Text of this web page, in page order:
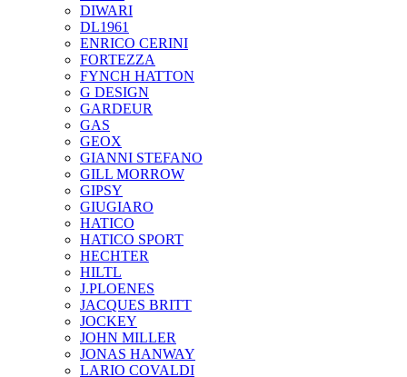
DIWARI
DL1961
ENRICO CERINI
FORTEZZA
FYNCH HATTON
G DESIGN
GARDEUR
GAS
GEOX
GIANNI STEFANO
GILL MORROW
GIPSY
GIUGIARO
HATICO
HATICO SPORT
HECHTER
HILTL
J.PLOENES
JAСQUES BRITT
JOCKEY
JOHN MILLER
JONAS HANWAY
LARIO COVALDI